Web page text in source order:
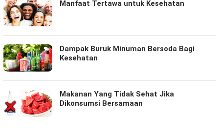
Manfaat Tertawa untuk Kesehatan
Dampak Buruk Minuman Bersoda Bagi
Kesehatan
Makanan Yang Tidak Sehat Jika
Dikonsumsi Bersamaan